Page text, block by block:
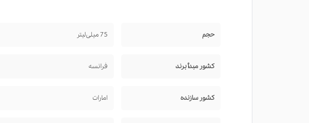
حجم 75 میلی‌لیتر
کشور مبدأ برند فرانسه
کشور سازنده امارات